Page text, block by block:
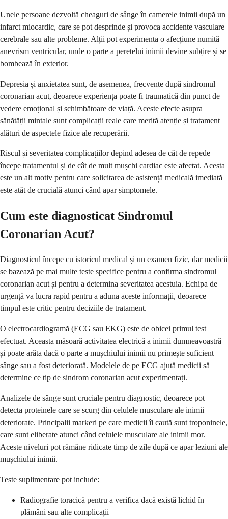
Unele persoane dezvoltă cheaguri de sânge în camerele inimii după un
infarct miocardic, care se pot desprinde și provoca accidente vasculare
cerebrale sau alte probleme. Alții pot experimenta o afecțiune numită
anevrism ventricular, unde o parte a peretelui inimii devine subțire și se
bombează în exterior.
Depresia și anxietatea sunt, de asemenea, frecvente după sindromul
coronarian acut, deoarece experiența poate fi traumatică din punct de
vedere emoțional și schimbătoare de viață. Aceste efecte asupra
sănătății mintale sunt complicații reale care merită atenție și tratament
alături de aspectele fizice ale recuperării.
Riscul și severitatea complicațiilor depind adesea de cât de repede
începe tratamentul și de cât de mult mușchi cardiac este afectat. Acesta
este un alt motiv pentru care solicitarea de asistență medicală imediată
este atât de crucială atunci când apar simptomele.
Cum este diagnosticat Sindromul
Coronarian Acut?
Diagnosticul începe cu istoricul medical și un examen fizic, dar medicii
se bazează pe mai multe teste specifice pentru a confirma sindromul
coronarian acut și pentru a determina severitatea acestuia. Echipa de
urgență va lucra rapid pentru a aduna aceste informații, deoarece
timpul este critic pentru deciziile de tratament.
O electrocardiogramă (ECG sau EKG) este de obicei primul test
efectuat. Aceasta măsoară activitatea electrică a inimii dumneavoastră
și poate arăta dacă o parte a mușchiului inimii nu primește suficient
sânge sau a fost deteriorată. Modelele de pe ECG ajută medicii să
determine ce tip de sindrom coronarian acut experimentați.
Analizele de sânge sunt cruciale pentru diagnostic, deoarece pot
detecta proteinele care se scurg din celulele musculare ale inimii
deteriorate. Principalii markeri pe care medicii îi caută sunt troponinele,
care sunt eliberate atunci când celulele musculare ale inimii mor.
Aceste niveluri pot rămâne ridicate timp de zile după ce apar leziuni ale
mușchiului inimii.
Teste suplimentare pot include:
Radiografie toracică pentru a verifica dacă există lichid în
plămâni sau alte complicații